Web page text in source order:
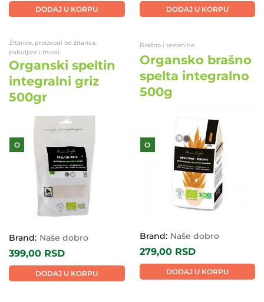
DODAJ U KORPU DODAJ U KORPU
Žitarice, proizvodi od žitarica,
pahuljice i musli
Organski speltin
integralni griz
500gr
O
Brand: Naše dobro
399,00 RSD
DODAJ U KORPU
Brašno i testenine
Organsko brašno
spelta integralno
500g
O
Brand: Naše dobro
279,00 RSD
DODAJ U KORPU